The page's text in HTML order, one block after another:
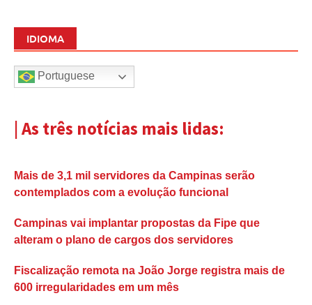
IDIOMA
Portuguese
| As três notícias mais lidas:
Mais de 3,1 mil servidores da Campinas serão
contemplados com a evolução funcional
Campinas vai implantar propostas da Fipe que
alteram o plano de cargos dos servidores
Fiscalização remota na João Jorge registra mais de
600 irregularidades em um mês